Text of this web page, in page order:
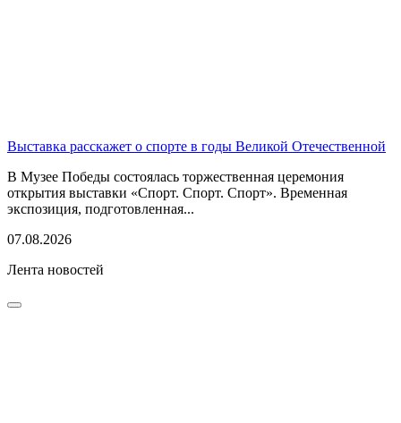
Выставка расскажет о спорте в годы Великой Отечественной
В Музее Победы состоялась торжественная церемония
открытия выставки «Спорт. Спорт. Спорт». Временная
экспозиция, подготовленная...
07.08.2026
Лента новостей